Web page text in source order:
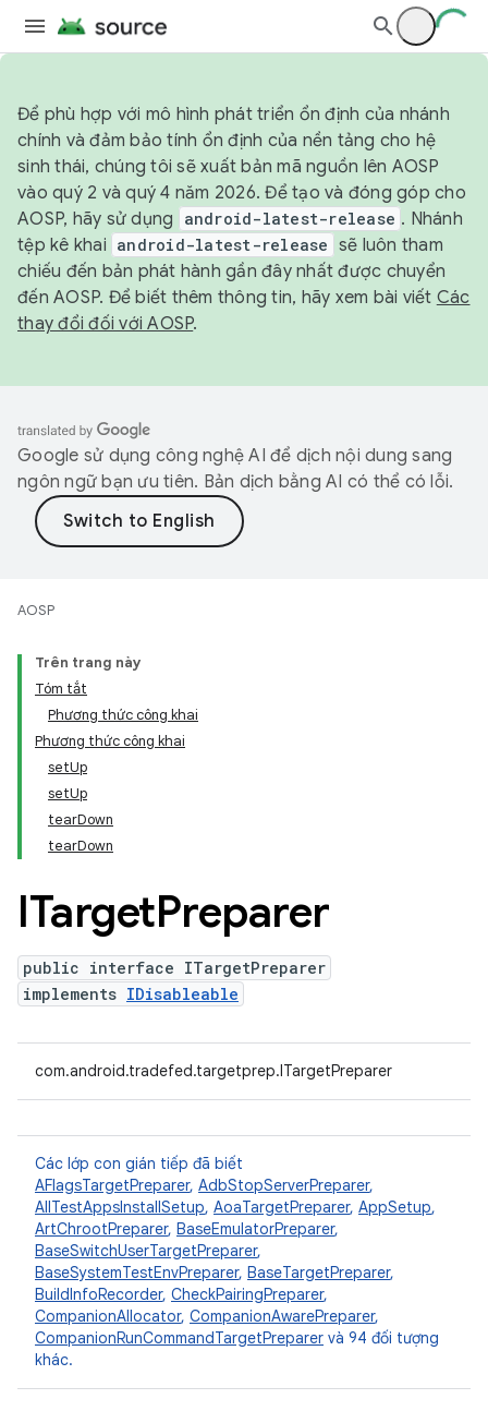
Để phù hợp với mô hình phát triển ổn định của nhánh
chính và đảm bảo tính ổn định của nền tảng cho hệ
sinh thái, chúng tôi sẽ xuất bản mã nguồn lên AOSP
vào quý 2 và quý 4 năm 2026. Để tạo và đóng góp cho
AOSP, hãy sử dụng
android-latest-release . Nhánh
tệp kê khai android-latest-release sẽ luôn tham
chiếu đến bản phát hành gần đây nhất được chuyển
đến AOSP. Để biết thêm thông tin, hãy xem bài viết Các
thay đổi đối với AOSP.
Google sử dụng công nghệ AI để dịch nội dung sang
ngôn ngữ bạn ưu tiên. Bản dịch bằng AI có thể có lỗi.
AOSP
Trên trang này
Tóm tắt
Phương thức công khai
Phương thức công khai
setUp
setUp
tearDown
tearDown
ITargetPreparer
public interface ITargetPreparer
implements IDisableable
com.android.tradefed.targetprep.ITargetPreparer
Các lớp con gián tiếp đã biết
AFlagsTargetPreparer, AdbStopServerPreparer,
AllTestAppsInstallSetup, AoaTargetPreparer, AppSetup,
ArtChrootPreparer, BaseEmulatorPreparer,
BaseSwitchUserTargetPreparer,
BaseSystemTestEnvPreparer, BaseTargetPreparer,
BuildInfoRecorder, CheckPairingPreparer,
CompanionAllocator, CompanionAwarePreparer,
CompanionRunCommandTargetPreparer và 94 đối tượng
khác.